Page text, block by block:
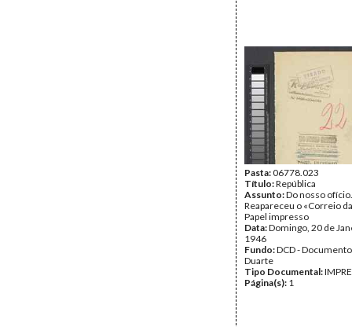
Pasta:06778.023
Título:República
Assunto:Do nosso ofício.
Reapareceu o «Correio
Papel impresso
Data:Domingo, 20 de
1946
Fundo:DCD -
Duarte
Tipo Documental:
Página(s): 1